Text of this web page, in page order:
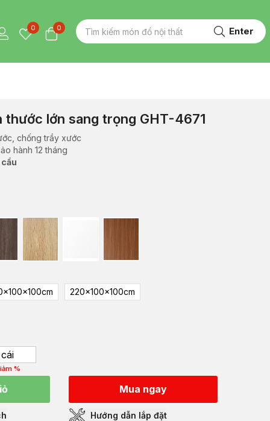
0 0 Enter
thước lớn sang trọng GHT-4671
chống trầy xước
hành 12 tháng
220x100x100cm
cái
%
Mua ngay
Hướng dẫn lắp đặt